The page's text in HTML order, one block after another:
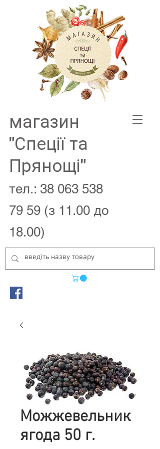
магазин
"Спеції та
Прянощі"
тел.: 38 063 538
79 59 (з 11.00 до
18.00)
Можжевельник
ягода 50 г.